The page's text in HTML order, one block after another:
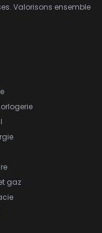
Valorisons ensemble
gaz